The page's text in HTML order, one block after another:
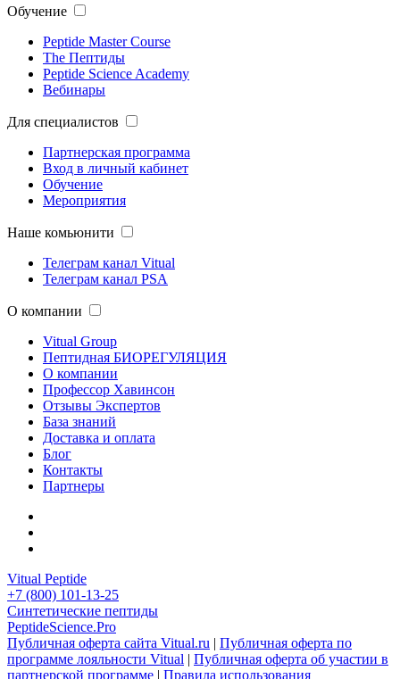
Обучение
Peptide Master Course
The Пептиды
Peptide Science Academy
Вебинары
Для специалистов
Партнерская программа
Вход в личный кабинет
Обучение
Мероприятия
Наше комьюнити
Телеграм канал Vitual
Телеграм канал PSA
О компании
Vitual Group
Пептидная БИОРЕГУЛЯЦИЯ
О компании
Профессор Хавинсон
Отзывы Экспертов
База знаний
Доставка и оплата
Блог
Контакты
Партнеры
Vitual Peptide
+7 (800) 101-13-25
Синтетические пептиды
PeptideScience.Pro
Публичная оферта сайта Vitual.ru | Публичная оферта по
программе лояльности Vitual | Публичная оферта об участии в
партнерской программе | Правила использования